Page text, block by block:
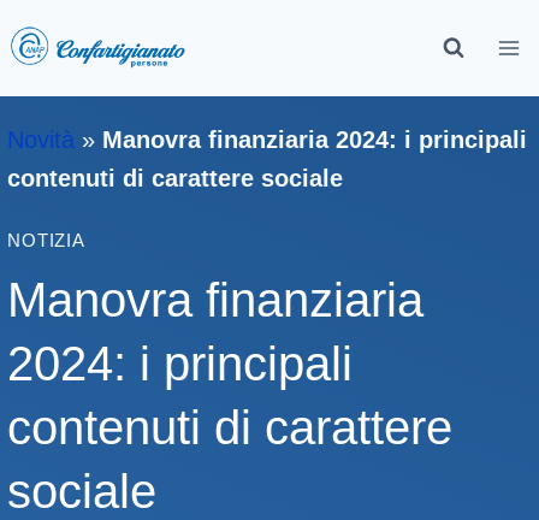
Novità » Manovra finanziaria 2024: i principali
contenuti di carattere sociale
NOTIZIA
Manovra finanziaria
2024: i principali
contenuti di carattere
sociale